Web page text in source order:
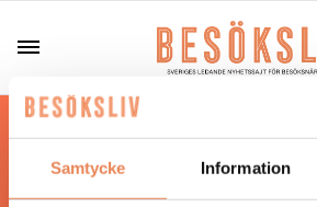
Samtycke Information
Hos oss läser du landets
nyheter och snackisar inom
Besöksliv i sin tryckta form är